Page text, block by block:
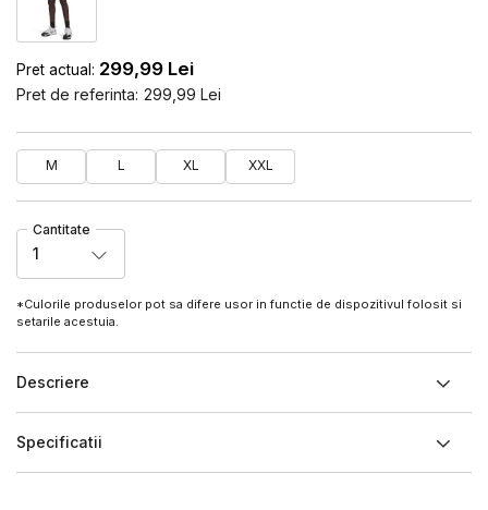
Pret actual: 299,99 Lei
Pret de referinta: 299,99 Lei
M L XL XXL
Cantitate
1
*Culorile produselor pot sa difere usor in functie de dispozitivul folosit si
setarile acestuia.
Descriere
Specificatii